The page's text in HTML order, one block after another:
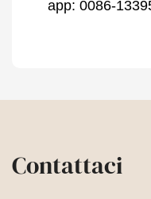
app: 0086-
Contattaci